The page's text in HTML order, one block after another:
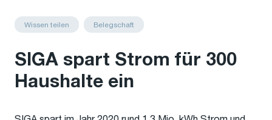
Wissen teilen Belegschaft
SIGA spart Strom für 300
Haushalte ein